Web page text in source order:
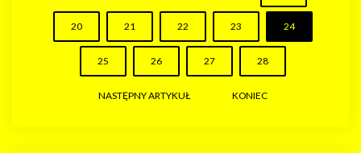
20 21 22 23 24
25 26 27 28
NASTĘPNY ARTYKUŁ KONIEC